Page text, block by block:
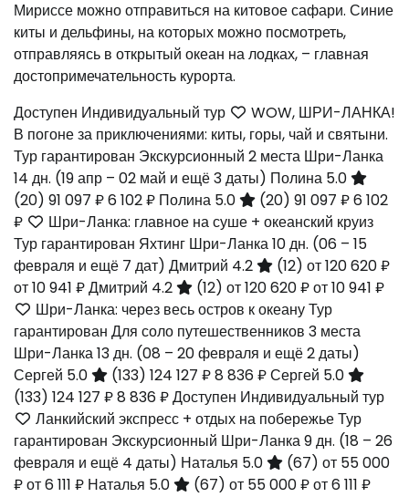
Мириссе можно отправиться на китовое сафари. Синие
киты и дельфины, на которых можно посмотреть,
отправляясь в открытый океан на лодках, – главная
достопримечательность курорта.
Доступен Индивидуальный тур
WOW, ШРИ-ЛАНКА!
В погоне за приключениями: киты, горы, чай и святыни.
Тур гарантирован Экскурсионный 2 места Шри-Ланка
14 дн. (19 апр – 02 май и ещё 3 даты) Полина 5.0
(20) 91 097 ₽6 102 ₽ Полина 5.0 (20) 91 097 ₽6 102
₽
Шри-Ланка: главное на суше + океанский круиз
Тур гарантирован Яхтинг Шри-Ланка10 дн. (06 – 15
февраля и ещё 7 дат) Дмитрий 4.2 (12) от 120 620 ₽
от 10 941 ₽Дмитрий 4.2 (12) от 120 620 ₽от 10 941 ₽
Шри-Ланка: через весь остров к океану Тур
гарантирован Для соло путешественников 3 места
Шри-Ланка13 дн. (08 – 20 февраля и ещё 2 даты)
Сергей 5.0
(133) 124 127 ₽8 836 ₽Сергей 5.0
(133) 124 127 ₽8 836 ₽Доступен Индивидуальный тур
Ланкийский экспресс + отдых на побережье Тур
гарантирован Экскурсионный Шри-Ланка9 дн. (18 – 26
февраля и ещё 4 даты) Наталья 5.0 (67) от 55 000
₽от 6 111 ₽ Наталья 5.0 (67) от 55 000 ₽от 6 111 ₽